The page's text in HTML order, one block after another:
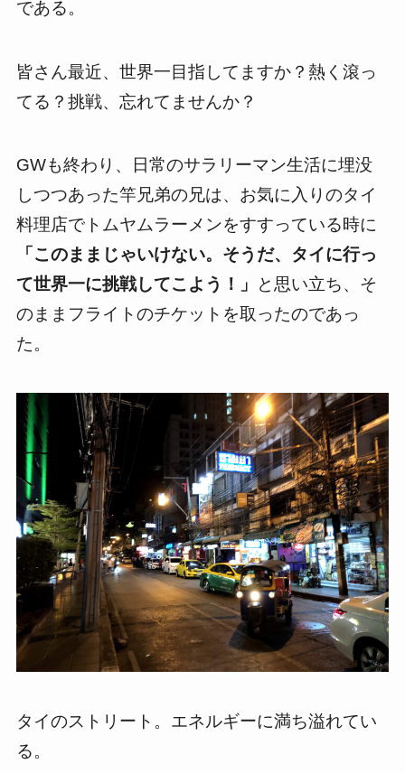
である。
皆さん最近、世界一目指してますか？熱く滾っ
てる？挑戦、忘れてませんか？
GWも終わり、日常のサラリーマン生活に埋没
しつつあった竿兄弟の兄は、お気に入りのタイ
料理店でトムヤムラーメンをすすっている時に
「このままじゃいけない。そうだ、タイに行っ
て世界一に挑戦してこよう！」
と思い立ち、そ
のままフライトのチケットを取ったのであっ
た。
タイのストリート。エネルギーに満ち溢れてい
る。